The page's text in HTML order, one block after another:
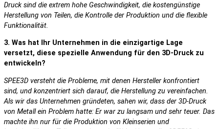
Druck sind die extrem hohe Geschwindigkeit, die kostengünstige
Herstellung von Teilen, die Kontrolle der Produktion und die flexible
Funktionalität.
3. Was hat Ihr Unternehmen in die einzigartige Lage
versetzt, diese spezielle Anwendung für den 3D-Druck zu
entwickeln?
SPEE3D versteht die Probleme, mit denen Hersteller konfrontiert
sind, und konzentriert sich darauf, die Herstellung zu vereinfachen.
Als wir das Unternehmen gründeten, sahen wir, dass der 3D-Druck
von Metall ein Problem hatte: Er war zu langsam und sehr teuer. Das
machte ihn nur für die Produktion von Kleinserien und